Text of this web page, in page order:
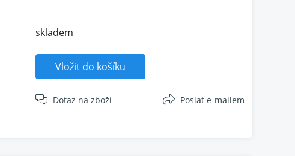
skladem
Vložit do košíku
Dotaz na zboží Poslat e-mailem